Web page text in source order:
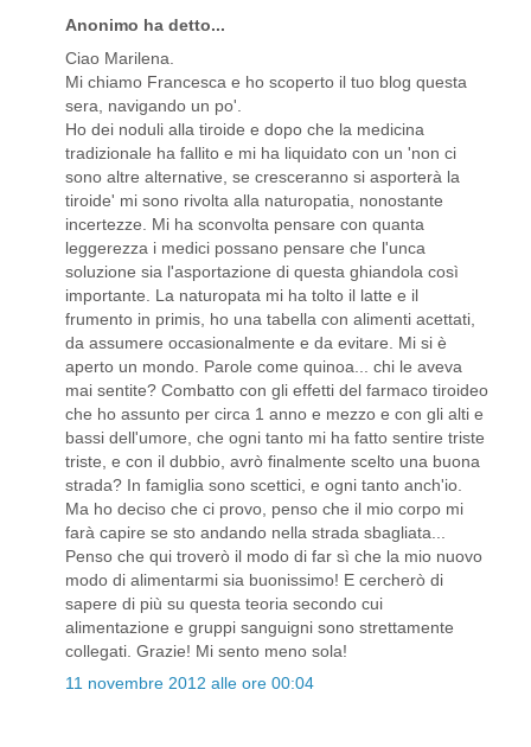
Anonimo ha detto...
Ciao Marilena.
Mi chiamo Francesca e ho scoperto il tuo blog questa
sera, navigando un po'.
Ho dei noduli alla tiroide e dopo che la medicina
tradizionale ha fallito e mi ha liquidato con un 'non ci
sono altre alternative, se cresceranno si asporterà la
tiroide' mi sono rivolta alla naturopatia, nonostante
incertezze. Mi ha sconvolta pensare con quanta
leggerezza i medici possano pensare che l'unca
soluzione sia l'asportazione di questa ghiandola così
importante. La naturopata mi ha tolto il latte e il
frumento in primis, ho una tabella con alimenti acettati,
da assumere occasionalmente e da evitare. Mi si è
aperto un mondo. Parole come quinoa... chi le aveva
mai sentite? Combatto con gli effetti del farmaco tiroideo
che ho assunto per circa 1 anno e mezzo e con gli alti e
bassi dell'umore, che ogni tanto mi ha fatto sentire triste
triste, e con il dubbio, avrò finalmente scelto una buona
strada? In famiglia sono scettici, e ogni tanto anch'io.
Ma ho deciso che ci provo, penso che il mio corpo mi
farà capire se sto andando nella strada sbagliata...
Penso che qui troverò il modo di far sì che la mio nuovo
modo di alimentarmi sia buonissimo! E cercherò di
sapere di più su questa teoria secondo cui
alimentazione e gruppi sanguigni sono strettamente
collegati. Grazie! Mi sento meno sola!
11 novembre 2012 alle ore 00:04